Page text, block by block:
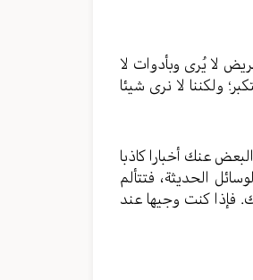
لا يُرى وبأدوات لا
ولكننا لا نرى شيئا
عنك أخبارا كاذبا
الحديثة، فتتألم
فإذا كنت وجيها عند